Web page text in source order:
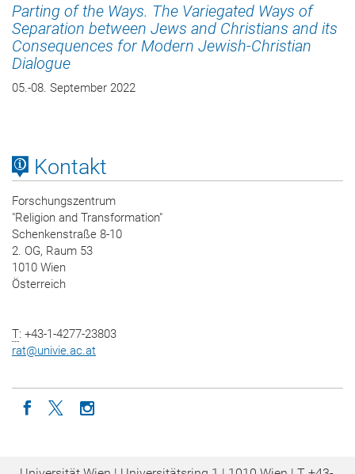
Parting of the Ways. The Variegated Ways of
Separation between Jews and Christians and its
Consequences for Modern Jewish-Christian
Dialogue
05.-08. September 2022
Kontakt
Forschungszentrum
"Religion and Transformation"
Schenkenstraße 8-10
2. OG, Raum 53
1010 Wien
Österreich
T: +43-1-4277-23803
rat@univie.ac.at
Icon facebook
Icon twitter
Icon instagram